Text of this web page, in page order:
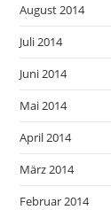
August 2014
Juli 2014
Juni 2014
Mai 2014
April 2014
März 2014
Februar 2014